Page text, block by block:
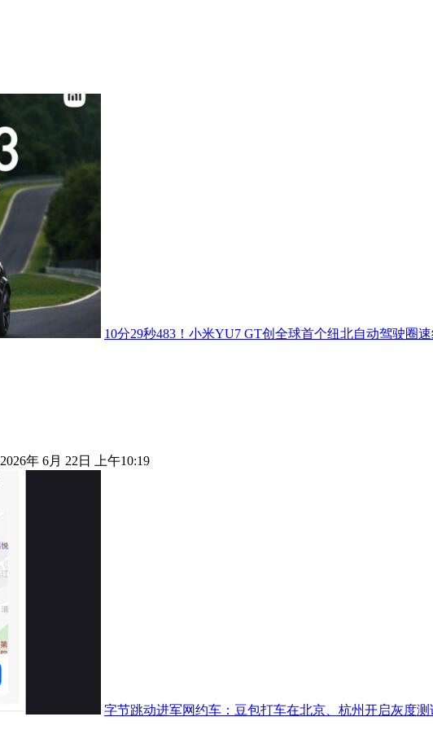
10分29秒483！小米YU7 GT创全球首个纽北自动驾驶圈
2026年 6月 22日 上午10:19
字节跳动进军网约车：豆包打车在北京、杭州开启灰度测